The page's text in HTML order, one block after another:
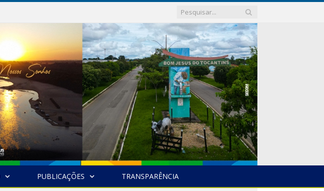
PUBLICAÇÕES TRANSPARÊNCIA